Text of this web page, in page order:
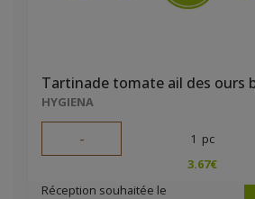
Tartinade tomate ail des ours
HYGIENA
- 1 pc
3.67€
Réception souhaitée le